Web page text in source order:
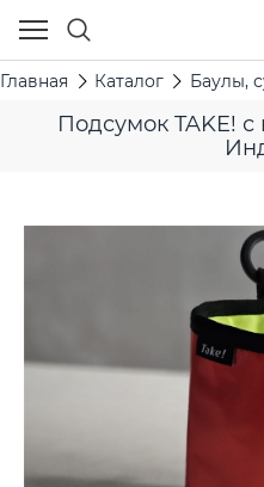
Главная Каталог Баулы,
Подсумок TAKE!